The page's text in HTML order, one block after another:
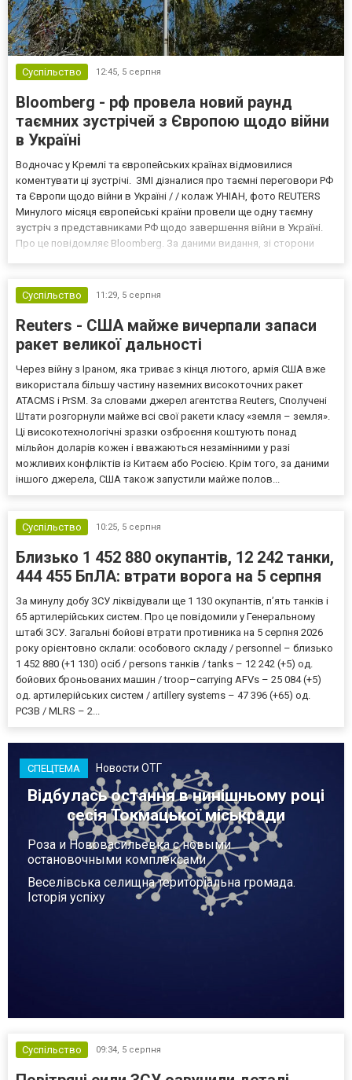
Суспільство 12:45, 5 серпня
Bloomberg - рф провела новий раунд
таємних зустрічей з Європою щодо війни
в Україні
Водночас у Кремлі та європейських країнах відмовилися
коментувати ці зустрічі. ЗМІ дізналися про таємні переговори РФ
та Європи щодо війни в Україні / / колаж УНІАН, фото REUTERS
Минулого місяця європейські країни провели ще одну таємну
зустріч з представниками РФ щодо завершення війни в Україні.
Про це повідомляє Bloomberg. За даними видання, зі сторони
Суспільство
11:29, 5 серпня
Reuters - США майже вичерпали запаси
ракет великої дальності
Через війну з Іраном, яка триває з кінця лютого, армія США вже
використала більшу частину наземних високоточних ракет
ATACMS і PrSM. За словами джерел агентства Reuters, Сполучені
Штати розгорнули майже всі свої ракети класу «земля – земля».
Ці високотехнологічні зразки озброєння коштують понад
мільйон доларів кожен і вважаються незамінними у разі
можливих конфліктів із Китаєм або Росією. Крім того, за даними
іншого джерела, США також запустили майже полов...
Суспільство 10:25, 5 серпня
Близько 1 452 880 окупантів, 12 242 танки,
444 455 БпЛА: втрати ворога на 5 серпня
За минулу добу ЗСУ ліквідували ще 1 130 окупантів, пʼять танків і
65 артилерійських систем. Про це повідомили у Генеральному
штабі ЗСУ. Загальні бойові втрати противника на 5 серпня 2026
року орієнтовно склали: особового складу / personnel – близько
1 452 880 (+1 130) осіб / persons танків / tanks – 12 242 (+5) од.
бойових броньованих машин / troop–carrying AFVs – 25 084 (+5)
од. артилерійських систем / artillery systems – 47 396 (+65) од.
РСЗВ / MLRS – 2...
СПЕЦТЕМА Новости ОТГ
Відбулась остання в нинішньому році
сесія Токмацької міськради
Роза и Нововасильевка с новыми
остановочными комплексами
Веселівська селищна територіальна громада.
Історія успіху
Суспільство 09:34, 5 серпня